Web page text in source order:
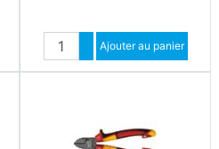
Quantité
Augmenter quantité
Diminuer quantité
Ajouter au panier